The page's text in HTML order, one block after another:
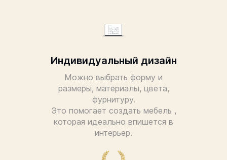
Индивидуальный дизайн
Можно выбрать форму и
размеры, материалы, цвета,
фурнитуру.
Это помогает создать мебель ,
которая идеально впишется в
интерьер.